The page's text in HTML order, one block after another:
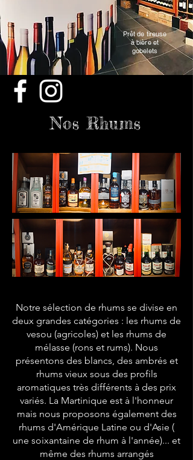
Prêt de tireuse
à bière et
gobelets
Nos Rhums
Notre sélection de rhums se divise en
deux grandes catégories : les rhums de
vesou (agricoles) et les rhums de
mélasse (rons et rums). Nous
présentons des blancs, des ambrés et
rhums vieux sous des profils
aromatiques très différents à des prix
variés. La Martinique est à l'honneur
mais nous proposons également des
rhums d'Amérique Latine ou d'Asie (
une soixantaine de rhum à l'année)... et
même des rhums arrangés